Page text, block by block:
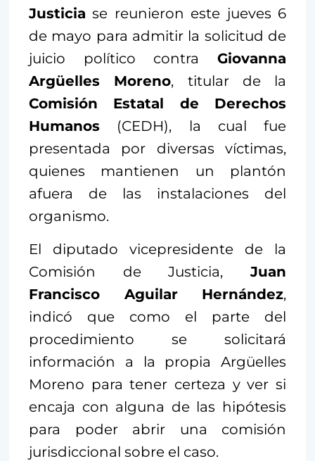
Justicia se reunieron este jueves 6
de mayo para admitir la solicitud de
juicio político contra Giovanna
Argüelles Moreno, titular de la
Comisión Estatal de Derechos
Humanos (CEDH), la cual fue
presentada por diversas víctimas,
quienes mantienen un plantón
afuera de las instalaciones del
organismo.
El diputado vicepresidente de la
Comisión de Justicia,Juan
Francisco Aguilar Hernández,
indicó que como el parte del
procedimiento se solicitará
información a la propia Argüelles
Moreno para tener certeza y ver si
encaja con alguna de las hipótesis
para poder abrir una comisión
jurisdiccional sobre el caso.